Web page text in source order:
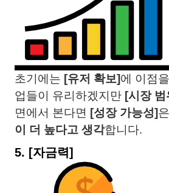
초기에는 [유저 확보]에 이점
업들이 유리하겠지만 [시장 범
면에서 본다면 [성장 가능성]은
이 더 높다고 생각합니다.
5. [자금력]